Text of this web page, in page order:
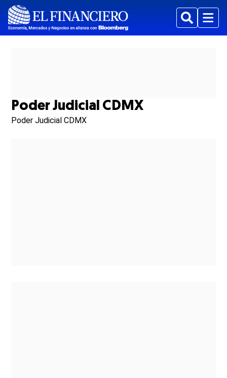
BuscarMenu
Poder Judicial CDMX
Poder Judicial CDMX